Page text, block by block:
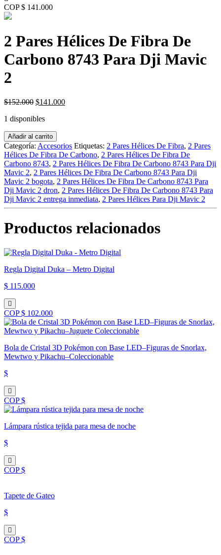
COP $ 141.000
2 Pares Hélices De Fibra De
Carbono 8743 Para Dji Mavic
2
$152.000 Original
was:
$141.000Current
1 disponibles
2
Pares
Hélices
De
Fibra
De
Carbono
8743
Para
Mavic
2
Añadir al carrito
Categoría: Accesorios Etiquetas: 2 Pares Hélices De Fibra, 2 Pares
Hélices De Fibra De Carbono, 2 Pares Hélices De Fibra De
Carbono 8743, 2 Pares Hélices De Fibra De Carbono 8743 Para Dji
Mavic 2, 2 Pares Hélices De Fibra De Carbono 8743 Para Dji
Mavic 2 bogota, 2 Pares Hélices De Fibra De Carbono 8743 Para
Dji Mavic 2 dron, 2 Pares Hélices De Fibra De Carbono 8743 Para
Dji Mavic 2 entrega inmediata, 2 Pares Hélices Para Dji Mavic 2
Productos relacionados
Regla Digital Duka – Metro Digital
$ 115.000
COP $ 102.000
Bola de Cristal 3D Pokémon con Base LED–Figuras de Snorlax,
Mewtwo y Pikachu–Coleccionable
$
COP $
Lámpara rústica tejida para mesa de noche
$
COP $
Tapete de Gateo
$
COP $